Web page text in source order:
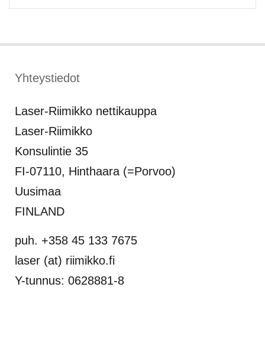
Yhteystiedot
Laser-Riimikko nettikauppa
Laser-Riimikko
Konsulintie 35
FI-07110, Hinthaara (=Porvoo)
Uusimaa
FINLAND
puh. +358 45 133 7675
laser (at) riimikko.fi
Y-tunnus: 0628881-8